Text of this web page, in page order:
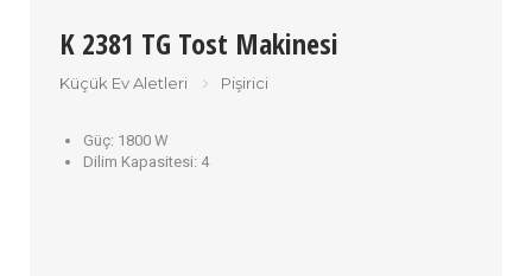
K 2381 TG Tost Makinesi
Küçük Ev Aletleri Pişirici
Güç: 1800 W
Dilim Kapasitesi: 4